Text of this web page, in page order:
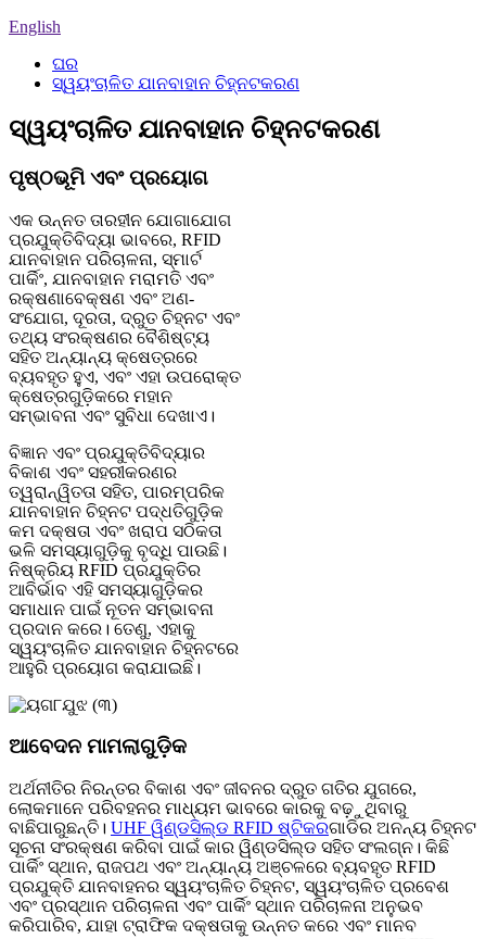
English
ଘର
ସ୍ୱୟଂଚାଳିତ ଯାନବାହାନ ଚିହ୍ନଟକରଣ
ସ୍ୱୟଂଚାଳିତ ଯାନବାହାନ ଚିହ୍ନଟକରଣ
ପୃଷ୍ଠଭୂମି ଏବଂ ପ୍ରୟୋଗ
ଏକ ଉନ୍ନତ ତାରହୀନ ଯୋଗାଯୋଗ
ପ୍ରଯୁକ୍ତିବିଦ୍ୟା ଭାବରେ, RFID
ଯାନବାହାନ ପରିଚାଳନା, ସ୍ମାର୍ଟ
ପାର୍କିଂ, ଯାନବାହାନ ମରାମତି ଏବଂ
ରକ୍ଷଣାବେକ୍ଷଣ ଏବଂ ଅଣ-
ସଂଯୋଗ, ଦୂରତା, ଦ୍ରୁତ ଚିହ୍ନଟ ଏବଂ
ତଥ୍ୟ ସଂରକ୍ଷଣର ବୈଶିଷ୍ଟ୍ୟ
ସହିତ ଅନ୍ୟାନ୍ୟ କ୍ଷେତ୍ରରେ
ବ୍ୟବହୃତ ହୁଏ, ଏବଂ ଏହା ଉପରୋକ୍ତ
କ୍ଷେତ୍ରଗୁଡ଼ିକରେ ମହାନ
ସମ୍ଭାବନା ଏବଂ ସୁବିଧା ଦେଖାଏ।
ବିଜ୍ଞାନ ଏବଂ ପ୍ରଯୁକ୍ତିବିଦ୍ୟାର
ବିକାଶ ଏବଂ ସହରୀକରଣର
ତ୍ୱରାନ୍ୱିତତା ସହିତ, ପାରମ୍ପରିକ
ଯାନବାହାନ ଚିହ୍ନଟ ପଦ୍ଧତିଗୁଡ଼ିକ
କମ ଦକ୍ଷତା ଏବଂ ଖରାପ ସଠିକତା
ଭଳି ସମସ୍ୟାଗୁଡ଼ିକୁ ବୃଦ୍ଧି ପାଉଛି।
ନିଷ୍କ୍ରିୟ RFID ପ୍ରଯୁକ୍ତିର
ଆବିର୍ଭାବ ଏହି ସମସ୍ୟାଗୁଡ଼ିକର
ସମାଧାନ ପାଇଁ ନୂତନ ସମ୍ଭାବନା
ପ୍ରଦାନ କରେ। ତେଣୁ, ଏହାକୁ
ସ୍ୱୟଂଚାଳିତ ଯାନବାହାନ ଚିହ୍ନଟରେ
ଆହୁରି ପ୍ରୟୋଗ କରାଯାଇଛି।
ଆବେଦନ ମାମଲାଗୁଡ଼ିକ
ଅର୍ଥନୀତିର ନିରନ୍ତର ବିକାଶ ଏବଂ ଜୀବନର ଦ୍ରୁତ ଗତିର ଯୁଗରେ,
ଲୋକମାନେ ପରିବହନର ମାଧ୍ୟମ ଭାବରେ କାରକୁ ବଢ଼ୁଥିବାରୁ
ବାଛିପାରୁଛନ୍ତି। UHF ୱିଣ୍ଡସିଲ୍ଡ RFID ଷ୍ଟିକରଗାଡିର ଅନନ୍ୟ ଚିହ୍ନଟ
ସୂଚନା ସଂରକ୍ଷଣ କରିବା ପାଇଁ କାର ୱିଣ୍ଡସିଲ୍ଡ ସହିତ ସଂଲଗ୍ନ। କିଛି
ପାର୍କିଂ ସ୍ଥାନ, ରାଜପଥ ଏବଂ ଅନ୍ୟାନ୍ୟ ଅଞ୍ଚଳରେ ବ୍ୟବହୃତ RFID
ପ୍ରଯୁକ୍ତି ଯାନବାହନର ସ୍ୱୟଂଚାଳିତ ଚିହ୍ନଟ, ସ୍ୱୟଂଚାଳିତ ପ୍ରବେଶ
ଏବଂ ପ୍ରସ୍ଥାନ ପରିଚାଳନା ଏବଂ ପାର୍କିଂ ସ୍ଥାନ ପରିଚାଳନା ଅନୁଭବ
କରିପାରିବ, ଯାହା ଟ୍ରାଫିକ ଦକ୍ଷତାକୁ ଉନ୍ନତ କରେ ଏବଂ ମାନବ